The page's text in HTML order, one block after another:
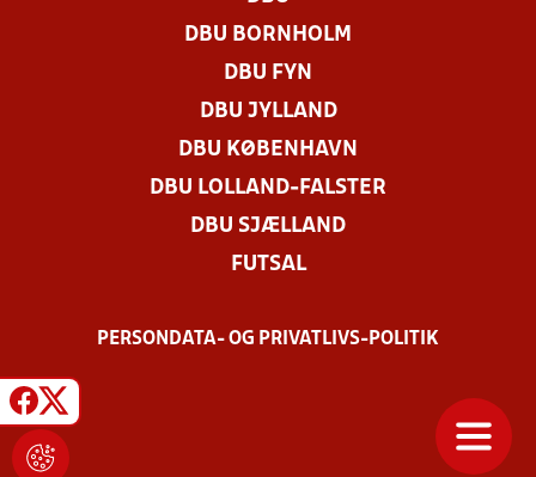
DBU BORNHOLM
DBU FYN
DBU JYLLAND
DBU KØBENHAVN
DBU LOLLAND-FALSTER
DBU SJÆLLAND
FUTSAL
PERSONDATA- OG PRIVATLIVS-POLITIK